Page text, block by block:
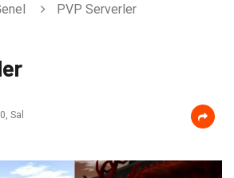
PVP Serverler
Sal